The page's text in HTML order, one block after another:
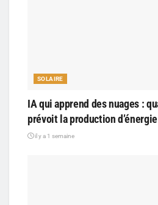
SOLAIRE
IA qui apprend des nuages :
prévoit la production
il y a 1 semaine